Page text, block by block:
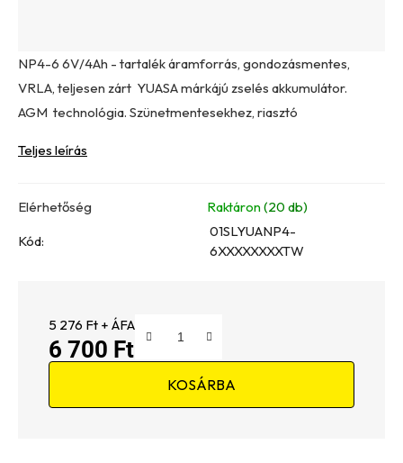
NP4-6 6V/4Ah - tartalék áramforrás, gondozásmentes,
VRLA, teljesen zárt YUASA márkájú zselés akkumulátor.
AGM technológia. Szünetmentesekhez, riasztó
Teljes leírás
Elérhetőség Raktáron(20 db)
Kód:
01SLYUANP4-
6XXXXXXXXTW
5 276 Ft + ÁFA
6 700 Ft
KOSÁRBA